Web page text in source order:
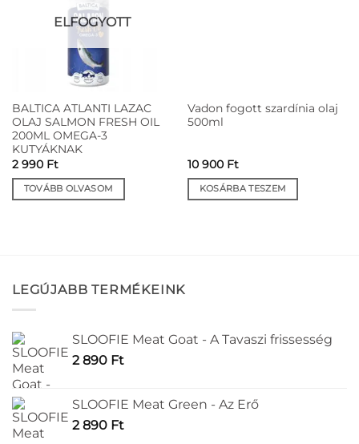
ELFOGYOTT
BALTICA ATLANTI LAZAC
OLAJ SALMON FRESH OIL
200ML OMEGA-3
KUTYÁKNAK
2 990 Ft
TOVÁBB OLVASOM
Vadon fogott szardínia olaj
500ml
10 900 Ft
KOSÁRBA TESZEM
LEGÚJABB TERMÉKEINK
SLOOFIE Meat Goat - A Tavaszi frissesség
2 890 Ft
SLOOFIE Meat Green - Az Erő
2 890 Ft